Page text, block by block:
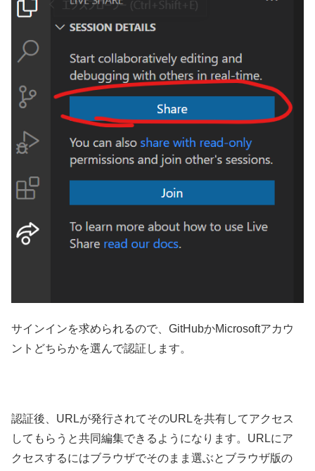
サインインを求められるので、GitHubかMicrosoftアカウ
ントどちらかを選んで認証します。
認証後、URLが発行されてそのURLを共有してアクセス
してもらうと共同編集できるようになります。URLにア
クセスするにはブラウザでそのまま選ぶとブラウザ版の